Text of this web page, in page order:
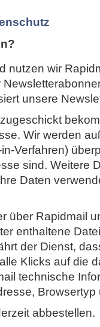
nutzen wir
unsere
Wir werden
Verfahren)
sind. Weitere
Daten
über Rapidmail
enthaltene
der Dienst,
Klicks auf die
technische
abbestellen.